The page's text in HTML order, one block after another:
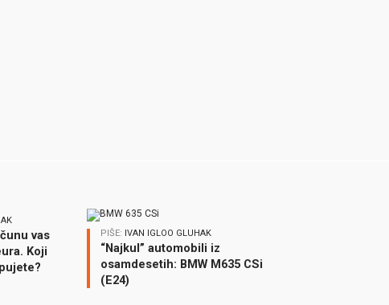
vas
Koji
PIŠE: IVAN IGLOO GLUHAK
“Najkul” automobili iz
osamdesetih: BMW M635 CSi
(E24)